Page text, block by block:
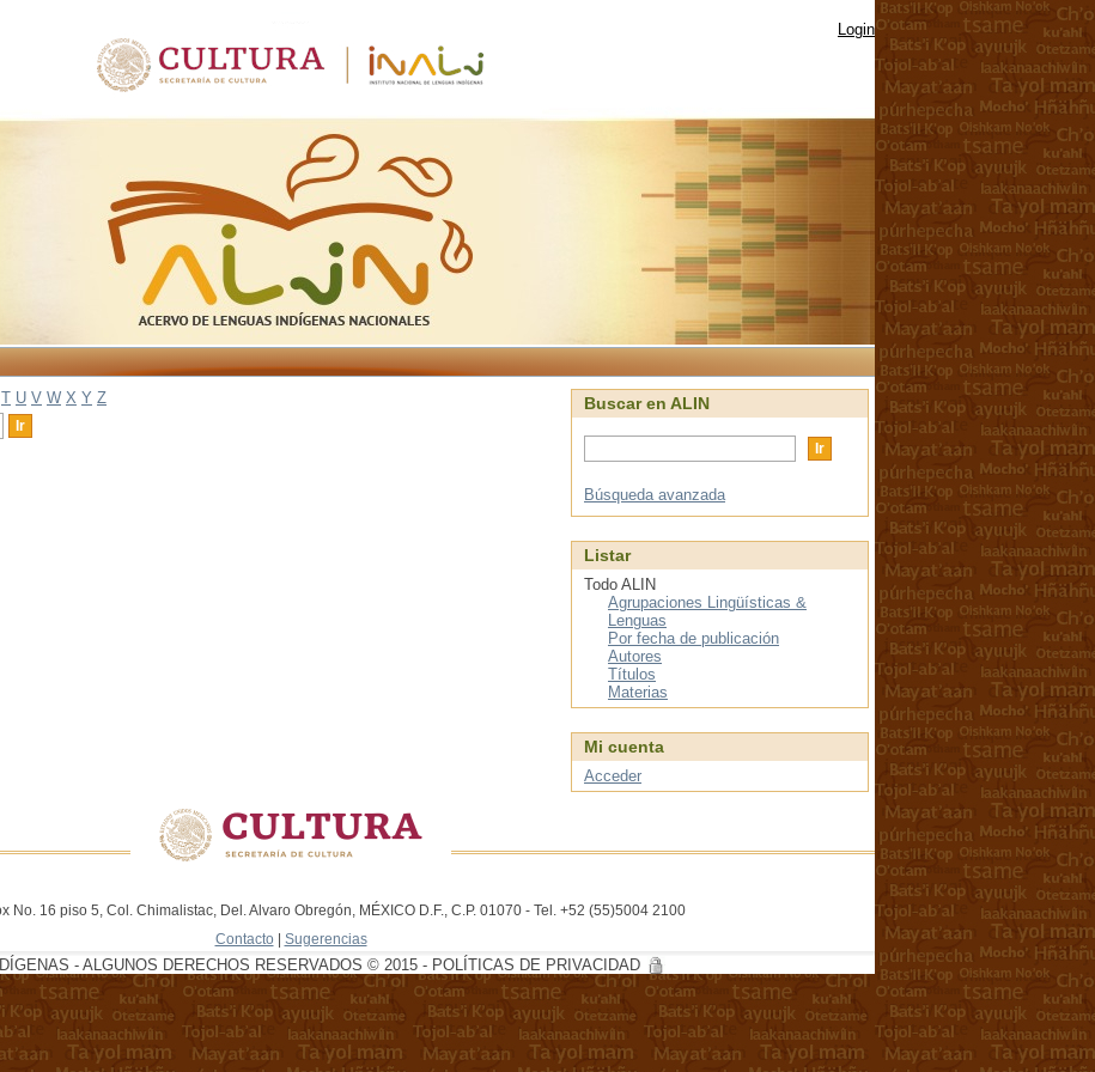
Login
T U V W X Y Z
Buscar en ALIN
Búsqueda avanzada
Listar
Todo ALIN
Agrupaciones Lingüísticas &
Lenguas
Por fecha de publicación
Autores
Títulos
Materias
Mi cuenta
Acceder
No. 16 piso 5, Col. Chimalistac, Del. Alvaro Obregón, MÉXICO D.F., C.P. 01070 - Tel. +52 (55)5004 2100
Contacto | Sugerencias
- ALGUNOS DERECHOS RESERVADOS © 2015 - POLÍTICAS DE PRIVACIDAD